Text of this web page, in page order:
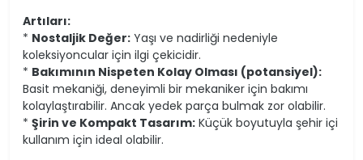
Artıları:
* Nostaljik Değer: Yaşı ve nadirliği nedeniyle
koleksiyoncular için ilgi çekicidir.
* Bakımının Nispeten Kolay Olması (potansiyel):
Basit mekaniği, deneyimli bir mekaniker için bakımı
kolaylaştırabilir. Ancak yedek parça bulmak zor olabilir.
* Şirin ve Kompakt Tasarım: Küçük boyutuyla şehir içi
kullanım için ideal olabilir.